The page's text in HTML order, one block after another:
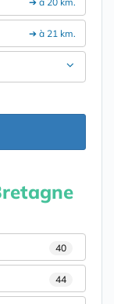
➔ à 21 km.
40
44